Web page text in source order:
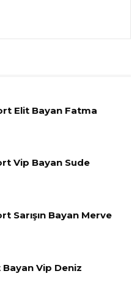
Elit Bayan Fatma
Vip Bayan Sude
Sarışın Bayan Merve
Vip Deniz